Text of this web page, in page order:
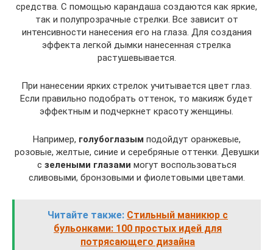
средства. С помощью карандаша создаются как яркие,
так и полупрозрачные стрелки. Все зависит от
интенсивности нанесения его на глаза. Для создания
эффекта легкой дымки нанесенная стрелка
растушевывается.
При нанесении ярких стрелок учитывается цвет глаз.
Если правильно подобрать оттенок, то макияж будет
эффектным и подчеркнет красоту женщины.
Например, голубоглазым подойдут оранжевые,
розовые, желтые, синие и серебряные оттенки. Девушки
с зелеными глазами могут воспользоваться
сливовыми, бронзовыми и фиолетовыми цветами.
Читайте также: Стильный маникюр с
бульонками: 100 простых идей для
потрясающего дизайна